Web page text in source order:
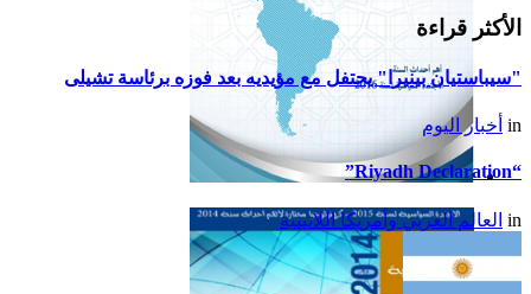
تقرير أمريكا اللاتينية لسنة
2015
الأكثر قراءة
"سيباستيان بينيرا" يحتفل مع مؤيديه بعد فوزه برئاسة تشيلى
in أخبار اليوم
“Riyadh Declaration”
in العالم العربي وأمريكا اللاتينية